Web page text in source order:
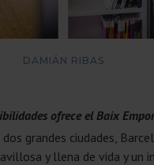
DAMIÁN RIBAS
ofrece el Baix
grandes ciudades,
y llena de vida y un